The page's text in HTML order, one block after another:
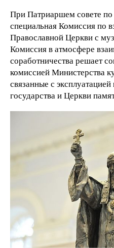
При Патриаршем совете по
специальная Комиссия по
Православной Церкви с
Комиссия в атмосфере
соработничества решает
комиссией Министерства
связанные с
государства и Церкви